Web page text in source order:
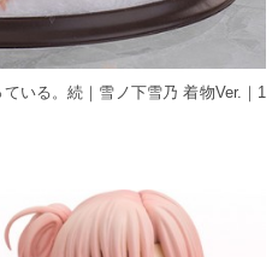
いる。続｜雪ノ下雪乃 着物Ver.｜1